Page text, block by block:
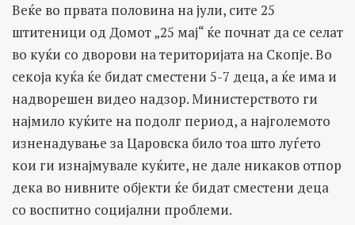
Веќе во првата половина на јули, сите 25
штитеници од Домот „25 мај“ ќе почнат да се селат
во куќи со дворови на територијата на Скопје. Во
секоја куќа ќе бидат сместени 5-7 деца, а ќе има и
надворешен видео надзор. Министерството ги
најмило куќите на подолг период, а најголемото
изненадување за Царовска било тоа што луѓето
кои ги изнајмувале куќите, не дале никаков отпор
дека во нивните објекти ќе бидат сместени деца
со воспитно социјални проблеми.